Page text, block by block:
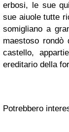
erbosi, le sue
sue aiuole tutte
somigliano a
maestoso rondò
castello,
ereditario della
Potrebbero